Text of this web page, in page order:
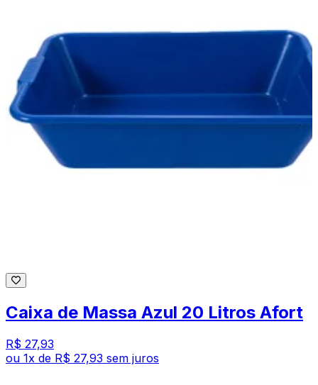
Caixa de Massa Azul 20 Litros Afort
R$ 27,93
ou 1x de R$ 27,93 sem juros